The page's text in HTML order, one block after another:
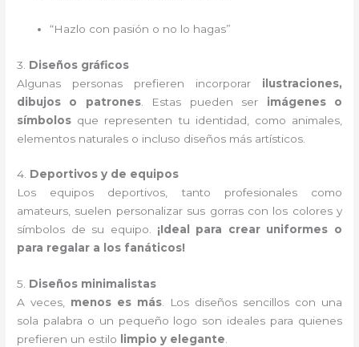
“Hazlo con pasión o no lo hagas”
3. Diseños gráficos
Algunas personas prefieren incorporar ilustraciones,
dibujos o patrones. Estas pueden ser imágenes o
símbolos que representen tu identidad, como animales,
elementos naturales o incluso diseños más artísticos.
4. Deportivos y de equipos
Los equipos deportivos, tanto profesionales como
amateurs, suelen personalizar sus gorras con los colores y
símbolos de su equipo. ¡Ideal para crear uniformes o
para regalar a los fanáticos!
5. Diseños minimalistas
A veces, menos es más. Los diseños sencillos con una
sola palabra o un pequeño logo son ideales para quienes
prefieren un estilo
limpio y elegante.